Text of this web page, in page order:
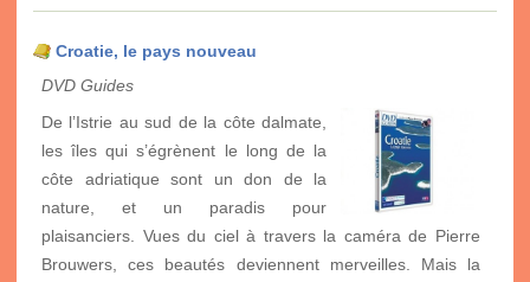
Croatie, le pays nouveau
DVD Guides
De l’Istrie au sud de la côte dalmate,
les îles qui s’égrènent le long de la
côte adriatique sont un don de la
nature, et un paradis pour
plaisanciers. Vues du ciel à travers la caméra de Pierre
Brouwers, ces beautés deviennent merveilles. Mais la